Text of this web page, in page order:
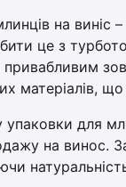
на виніс
це з
привабливим
матеріалів,
для
на винос.